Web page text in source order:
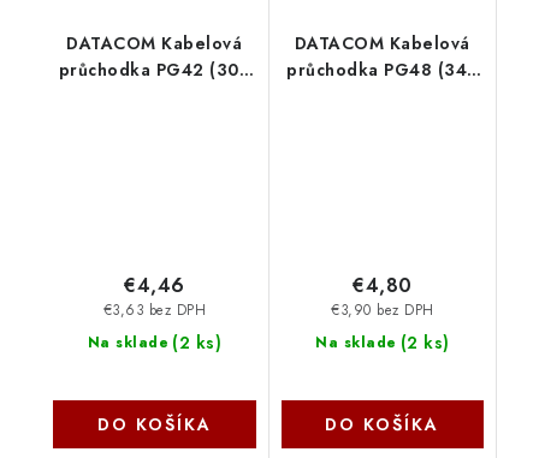
DATACOM Kabelová
průchodka PG42 (30 -
Na sklade (2 ks)
€3,63 bez DPH
€4,46
DO KOŠÍKA
DATACOM Kabelová
průchodka PG48 (34 -
Na sklade (2 ks)
€3,90 bez DPH
€4,80
DO KOŠÍKA